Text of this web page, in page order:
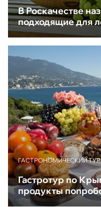
В Роскачестве
подходящие для
ГАСТРОНОМИЧЕСКИЙ
Гастротур по
продукты